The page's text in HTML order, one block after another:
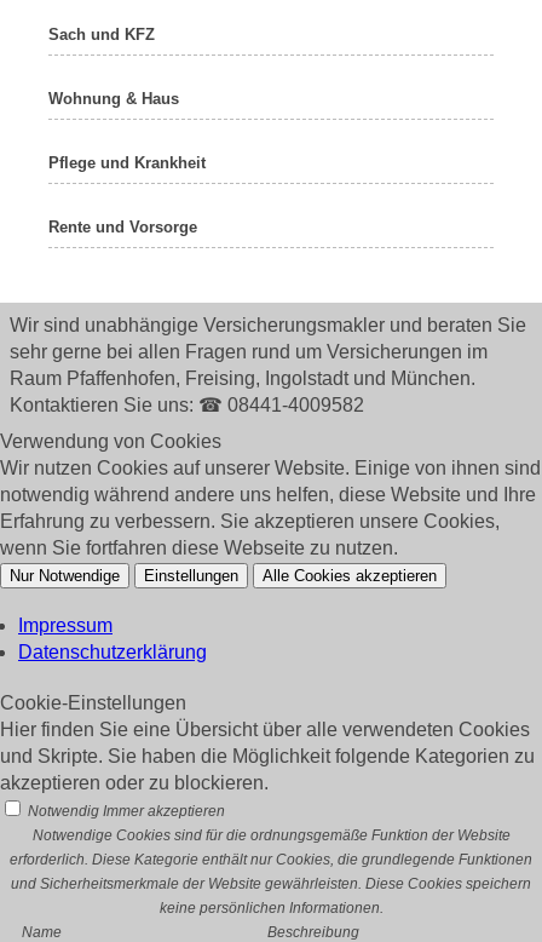
Sach und KFZ
Wohnung & Haus
Pflege und Krankheit
Rente und Vorsorge
Wir sind unabhängige Versicherungsmakler und beraten Sie
sehr gerne bei allen Fragen rund um Versicherungen im
Raum Pfaffenhofen, Freising, Ingolstadt und München.
Kontaktieren Sie uns: ☎ 08441-4009582
Verwendung von Cookies
Wir nutzen Cookies auf unserer Website. Einige von ihnen sind
notwendig während andere uns helfen, diese Website und Ihre
Erfahrung zu verbessern. Sie akzeptieren unsere Cookies,
wenn Sie fortfahren diese Webseite zu nutzen.
Nur Notwendige Einstellungen Alle Cookies akzeptieren
Impressum
Datenschutzerklärung
Cookie-Einstellungen
Hier finden Sie eine Übersicht über alle verwendeten Cookies
und Skripte. Sie haben die Möglichkeit folgende Kategorien zu
akzeptieren oder zu blockieren.
Notwendig Immer akzeptieren
Notwendige Cookies sind für die ordnungsgemäße Funktion der Website
erforderlich. Diese Kategorie enthält nur Cookies, die grundlegende Funktionen
und Sicherheitsmerkmale der Website gewährleisten. Diese Cookies speichern
keine persönlichen Informationen.
Name
Beschreibung